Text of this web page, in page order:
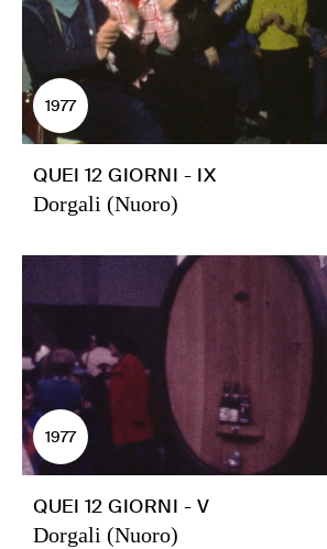
1977
QUEI 12 GIORNI - IX
Dorgali (Nuoro)
1977
QUEI 12 GIORNI - V
Dorgali (Nuoro)